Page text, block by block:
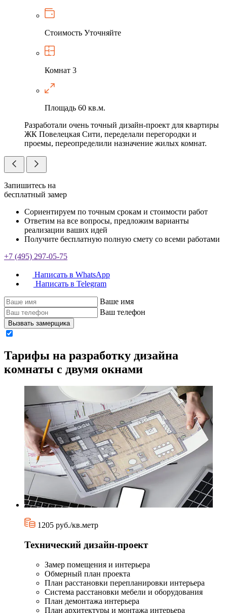
Стоимость Уточняйте
Комнат 3
Площадь 60 кв.м.
Разработали очень точный дизайн-проект для квартиры
ЖК Повелецкая Сити, переделали перегородки и
проемы, переопределили назначение жилых комнат.
Запишитесь на
бесплатный замер
Сориентируем по точным срокам и стоимости работ
Ответим на все вопросы, предложим варианты
реализации ваших идей
Получите бесплатную полную смету со всеми работами
+7 (495) 297-05-75
Написать в WhatsApp
Написать в Telegram
Ваше имя
Ваш телефон
Вызвать замерщика
Тарифы на разработку дизайна
комнаты с двумя окнами
1205 руб./кв.метр
Технический дизайн-проект
Замер помещения и интерьера
Обмерный план проекта
План расстановки перепланировки интерьера
Система расстановки мебели и оборудования
План демонтажа интерьера
План архитектуры и монтажа интерьера